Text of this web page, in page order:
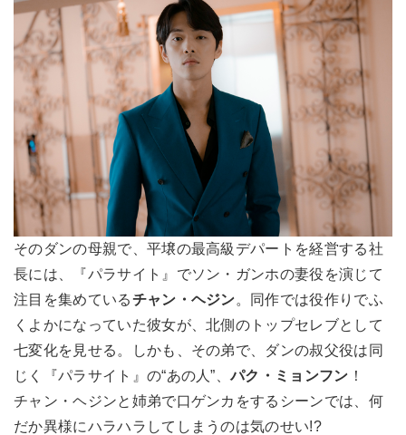
そのダンの母親で、平壌の最高級デパートを経営する社
長には、『パラサイト』でソン・ガンホの妻役を演じて
注目を集めているチャン・ヘジン。同作では役作りでふ
くよかになっていた彼女が、北側のトップセレブとして
七変化を見せる。しかも、その弟で、ダンの叔父役は同
じく『パラサイト』の“あの人”、パク・ミョンフン ！
チャン・ヘジンと姉弟で口ゲンカをするシーンでは、何
だか異様にハラハラしてしまうのは気のせい!?